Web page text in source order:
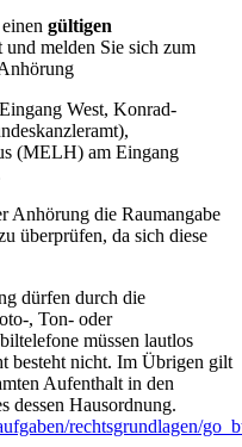
gültigen
und melden Sie sich zum
West, Konrad-
(MELH) am Eingang
Anhörung die Raumangabe
überprüfen, da sich diese
dürfen durch die
, Ton- oder
müssen lautlos
besteht nicht. Im Übrigen gilt
Aufenthalt in den
dessen Hausordnung.
rechtsgrundlagen/